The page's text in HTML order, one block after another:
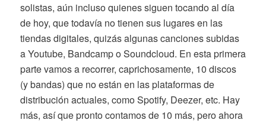
solistas, aún incluso quienes siguen tocando al día
de hoy, que todavía no tienen sus lugares en las
tiendas digitales, quizás algunas canciones subidas
a Youtube, Bandcamp o Soundcloud. En esta primera
parte vamos a recorrer, caprichosamente, 10 discos
(y bandas) que no están en las plataformas de
distribución actuales, como Spotify, Deezer, etc. Hay
más, así que pronto contamos de 10 más, pero ahora